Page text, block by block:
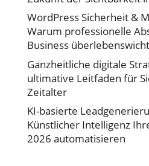
WordPress Sicherheit &
Warum professionelle
Business
Ganzheitliche digitale
ultimative Leitfaden für
Zeitalter
KI-basierte
Künstlicher Intelligenz
2026 automatisieren